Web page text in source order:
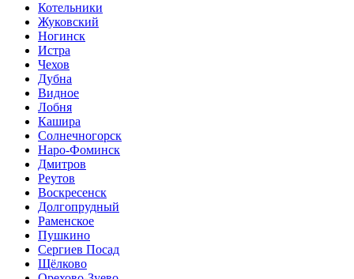
Котельники
Жуковский
Ногинск
Истра
Чехов
Дубна
Видное
Лобня
Кашира
Солнечногорск
Наро-Фоминск
Дмитров
Реутов
Воскресенск
Долгопрудный
Раменское
Пушкино
Сергиев Посад
Щёлково